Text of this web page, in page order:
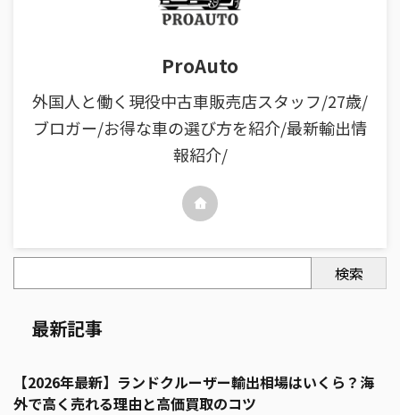
ProAuto
外国人と働く現役中古車販売店スタッフ/27歳/
ブロガー/お得な車の選び方を紹介/最新輸出情
報紹介/
検索
最新記事
【2026年最新】ランドクルーザー輸出相場はいくら？海
外で高く売れる理由と高価買取のコツ